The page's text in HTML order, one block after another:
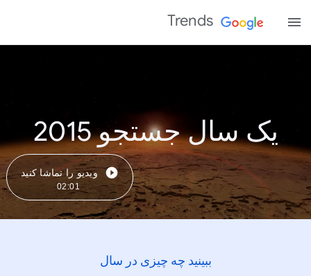
Trends
یک سال جستجو 2015
ویدیو را تماشا کنید
02:01
ببینید چه چیزی در سال